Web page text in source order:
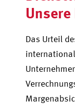
Das Urteil